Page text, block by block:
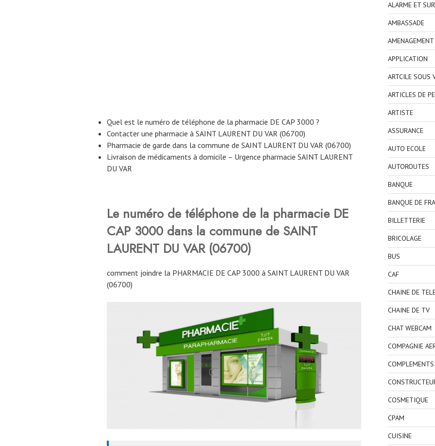
Quel est le numéro de téléphone de la pharmacie DE CAP 3000 ?
Contacter une pharmacie à SAINT LAURENT DU VAR (06700)
Pharmacie de garde dans la commune de SAINT LAURENT DU VAR (06700)
Livraison de médicaments à domicile – Urgence pharmacie SAINT LAURENT
DU VAR
Le numéro de téléphone de la pharmacie DE
CAP 3000 dans la commune de SAINT
LAURENT DU VAR (06700)
comment joindre la PHARMACIE DE CAP 3000 à SAINT LAURENT DU VAR
(06700)
ALARME ET
AMBASSADE
APPLICATION
ARTCILE SOUS
ARTICLES DE
ARTISTE
ASSURANCE
AUTO ECOLE
AUTOROUTES
BANQUE
BANQUE DE
BILLETTERIE
BRICOLAGE
BUS
CAF
CHAINE DE
CHAINE DE TV
CHAT WEBCAM
COMPAGNIE
COSMETIQUE
CPAM
CUISINE